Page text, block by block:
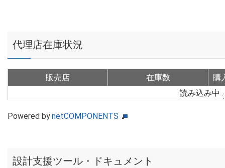
代理店在庫状況
販売店 在庫数
購
読み込み中
Powered bynetCOMPONENTS
設計支援ツール・ドキュメント